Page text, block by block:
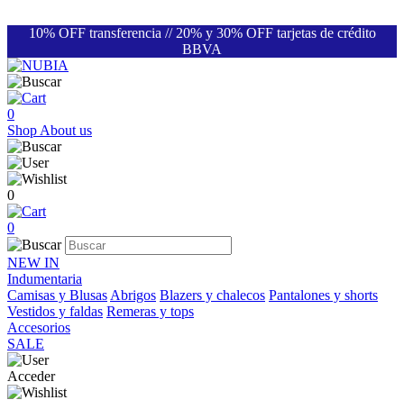
10% OFF transferencia // 20% y 30% OFF tarjetas de crédito
BBVA
0
Shop About us
0
0
NEW IN
Indumentaria
Camisas y Blusas Abrigos Blazers y chalecos Pantalones y shorts
Vestidos y faldas Remeras y tops
Accesorios
SALE
Acceder